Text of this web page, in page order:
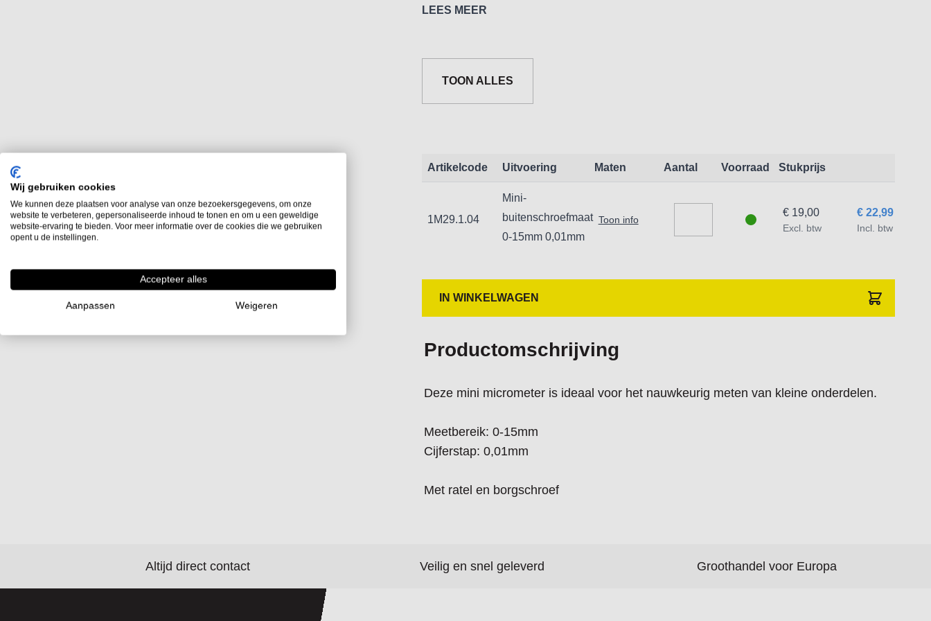
LEES MEER
TOON ALLES
Artikelcode Uitvoering Maten Aantal Voorraad Stukprijs
1M29.1.04
Mini-
buitenschroefmaat
0-15mm 0,01mm
Toon info
€ 22,99
Incl. btw
€ 19,00
Excl. btw
IN WINKELWAGEN
Productomschrijving
Deze mini micrometer is ideaal voor het nauwkeurig meten van kleine onderdelen.
Meetbereik: 0-15mm
Cijferstap: 0,01mm
Met ratel en borgschroef
Altijd direct contact Veilig en snel geleverd Groothandel voor Europa
Wij gebruiken cookies
We kunnen deze plaatsen voor analyse van onze bezoekersgegevens, om onze
website te verbeteren, gepersonaliseerde inhoud te tonen en om u een geweldige
website-ervaring te bieden. Voor meer informatie over de cookies die we gebruiken
opent u de instellingen.
Accepteer alles
Aanpassen Weigeren